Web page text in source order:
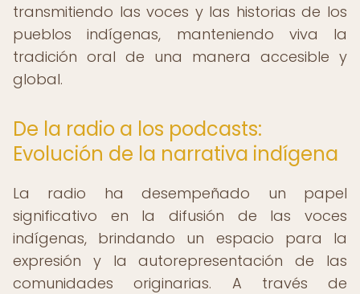
transmitiendo las voces y las historias de los
pueblos indígenas, manteniendo viva la
tradición oral de una manera accesible y
global.
De la radio a los podcasts:
Evolución de la narrativa indígena
La radio ha desempeñado un papel
significativo en la difusión de las voces
indígenas, brindando un espacio para la
expresión y la autorepresentación de las
comunidades originarias. A través de